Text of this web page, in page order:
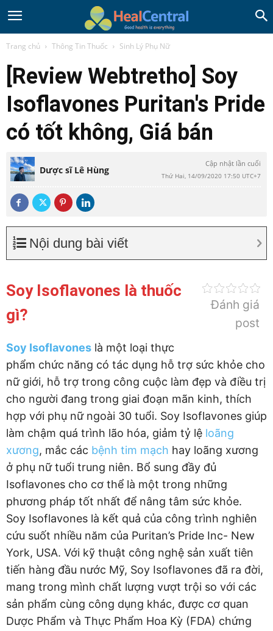
Trang chủ Thông Tin Thuốc Sinh Lý Phụ Nữ
[Review Webtretho] Soy
Isoflavones Puritan's Pride
có tốt không, Giá bán
Dược sĩ Lê Hùng
Cập nhật lần cuối
Thứ Hai, 14/09/2020 17:50 UTC+7
Nội dung bài viết
Đánh giá
post
Soy Isoflavones là thuốc
gì?
Soy Isoflavones là một loại thực
phẩm chức năng có tác dụng hỗ trợ sức khỏe cho
nữ giới, hỗ trợ trong công cuộc làm đẹp và điều trị
cho người đang trong giai đoạn mãn kinh, thích
hợp với phụ nữ ngoài 30 tuổi. Soy Isoflavones giúp
làm chậm quá trình lão hóa, giảm tỷ lệ loãng
xương, mắc các bệnh tim mạch hay loãng xương
ở phụ nữ tuổi trung niên. Bổ sung đầy đủ
Isoflavones cho cơ thể là một trong những
phương pháp tốt nhất để nâng tâm sức khỏe.
Soy Isoflavones là kết quả của công trình nghiên
cứu suốt nhiều năm của Puritan’s Pride Inc- New
York, USA. Với kỹ thuật công nghệ sản xuất tiên
tiến hàng đầu nước Mỹ, Soy Isoflavones đã ra đời,
mang trong mình chất lượng vượt trội so với các
sản phẩm cùng công dụng khác, được cơ quan
Dược Phẩm và Thực Phẩm Hoa Kỳ (FDA) chứng